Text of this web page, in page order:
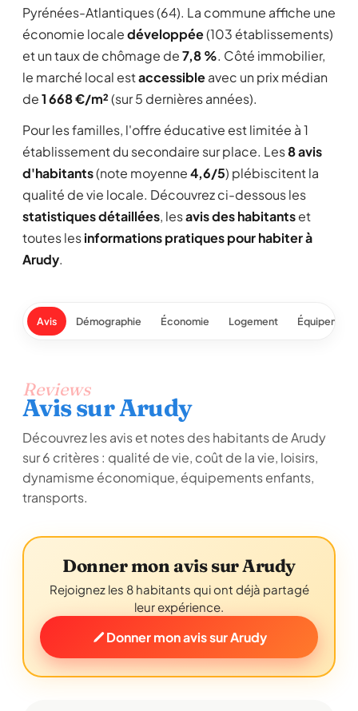
Pyrénées-Atlantiques (64). La commune affiche une
économie localedéveloppée(103 établissements)
et un taux de chômage de7,8 %. Côté immobilier,
le marché local estaccessibleavec un prix médian
de1 668 €/m²(sur 5 dernières années).
Pour les familles, l'offre éducative est limitée à 1
établissement du secondaire sur place. Les8 avis
d'habitants(note moyenne4,6/5) plébiscitent la
qualité de vie locale. Découvrez ci-dessous les
statistiques détaillées, lesavis des habitantset
toutes lesinformations pratiques pour habiter à
Arudy.
Avis Démographie Économie Logement
Reviews
Avis sur Arudy
Découvrez les avis et notes des habitants de Arudy
sur 6 critères : qualité de vie, coût de la vie, loisirs,
dynamisme économique, équipements enfants,
transports.
Donner mon avis sur Arudy
Rejoignez les 8 habitants qui ont déjà partagé
leur expérience.
Donner mon avis sur Arudy